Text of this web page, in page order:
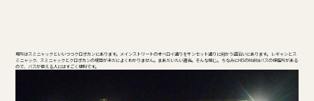
場所はスミニャックといいつつクロボカンにあります。メインストリートのオベロイ通りをサンセット通りに向かう道沿いにあります。 レギャンとス
ミニャック、スミニャックとクロボカンの境目が未だによくわかりません。まあだいたい適当。そんな感じ。 ちなみにHISのMaiMaiバスの停留所がある
ので、バスが使える人にはすごく便利です。